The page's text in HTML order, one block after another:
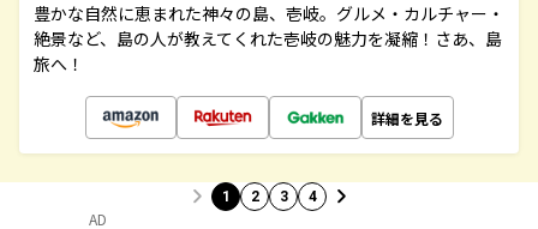
豊かな自然に恵まれた神々の島、壱岐。グルメ・カルチャー・
絶景など、島の人が教えてくれた壱岐の魅力を凝縮！さあ、島
旅へ！
詳細を見る
1 2 3 4
AD